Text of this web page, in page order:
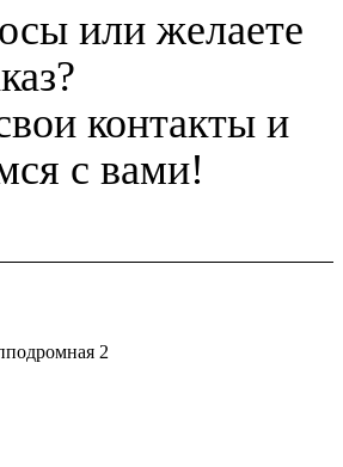
или желаете
контакты и
с вами!
2